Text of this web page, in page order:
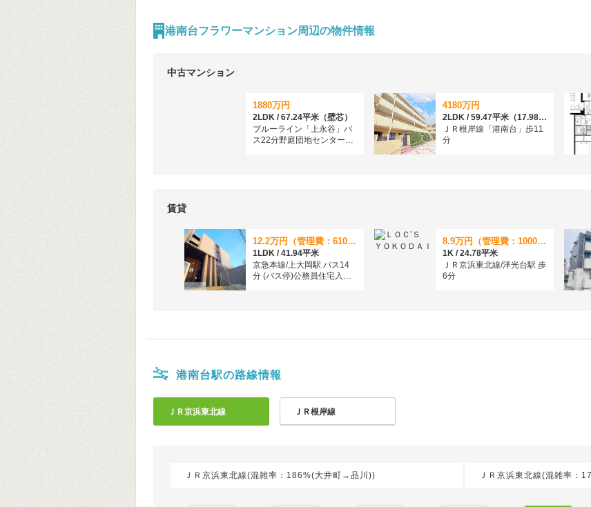
港南台フラワーマンション周辺の物件情報
中古マンション
1880万円
2LDK / 67.24平米（壁芯）
ブルーライン「上永谷」バ
ス22分野庭団地センター前
4180万円
2LDK / 59.47平米（17.98坪）（壁芯）
ＪＲ根岸線「港南台」歩11
分
賃貸
12.2万円（管理費：6100円）
1LDK / 41.94平米
京急本線/上大岡駅 バス14
分 (バス停)公務員住宅入口
8.9万円（管理費：10000円）
1K / 24.78平米
ＪＲ京浜東北線/洋光台駅 歩
6分
港南台駅の路線情報
ＪＲ京浜東北線 ＪＲ根岸線
ＪＲ京浜東北線(混雑率：186%(大井町→品川)) ＪＲ京浜東北線(混雑率：